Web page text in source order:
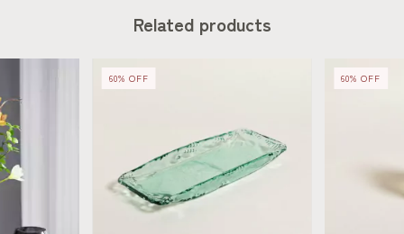
Related products
60% OFF 60%OFF